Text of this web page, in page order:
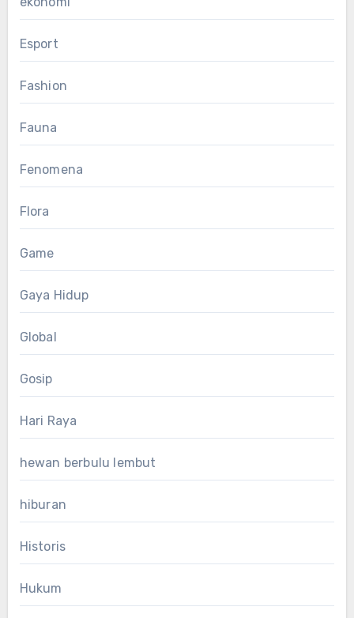
Esport
Fashion
Fauna
Fenomena
Flora
Game
Gaya Hidup
Global
Gosip
Hari Raya
hewan berbulu lembut
hiburan
Historis
Hukum